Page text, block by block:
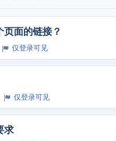
面的链接？
仅登录可见
仅登录可见
求